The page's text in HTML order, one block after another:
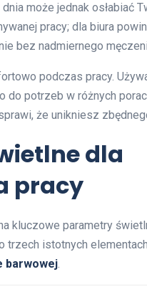
może jednak osłabiać
pracy; dla biura
bez nadmiernego
podczas pracy.
do potrzeb w różnych
że unikniesz
dla
pracy
kluczowe parametry
trzech istotnych
barwowej.